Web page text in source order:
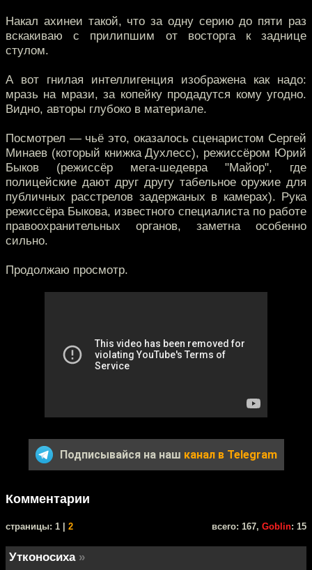
Накал ахинеи такой, что за одну серию до пяти раз
вскакиваю с прилипшим от восторга к заднице
стулом.
А вот гнилая интеллигенция изображена как надо:
мразь на мрази, за копейку продадутся кому угодно.
Видно, авторы глубоко в материале.
Посмотрел — чьё это, оказалось сценаристом Сергей
Минаев (который книжка Духлесс), режиссёром Юрий
Быков (режиссёр мега-шедевра "Майор", где
полицейские дают друг другу табельное оружие для
публичных расстрелов задержаных в камерах). Рука
режиссёра Быкова, известного специалиста по работе
правоохранительных органов, заметна особенно
сильно.
Продолжаю просмотр.
Подписывайся на наш канал в Telegram
Комментарии
cтраницы: 1 | 2 всего: 167, Goblin: 15
Утконосиха »